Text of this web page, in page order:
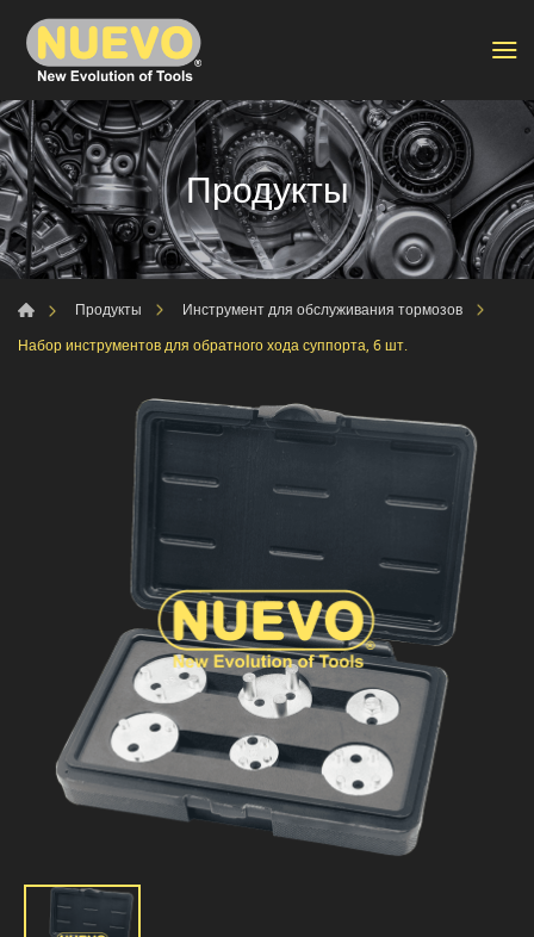
Продукты
Продукты
Инструмент для обслуживания тормозов
Набор инструментов для обратного хода суппорта, 6 шт.